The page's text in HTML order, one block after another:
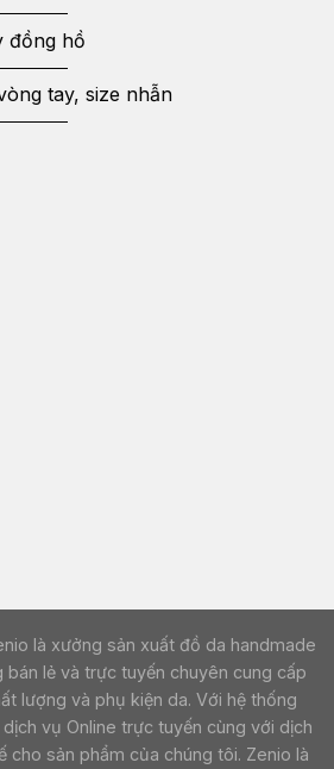
đồng hồ
tay, size nhẫn
là xưởng sản xuất đồ da handmade
bán lẻ và trực tuyến chuyên cung cấp
lượng và phụ kiện da. Với hệ thống
vụ Online trực tuyến cùng với dịch
cho sản phẩm của chúng tôi. Zenio là